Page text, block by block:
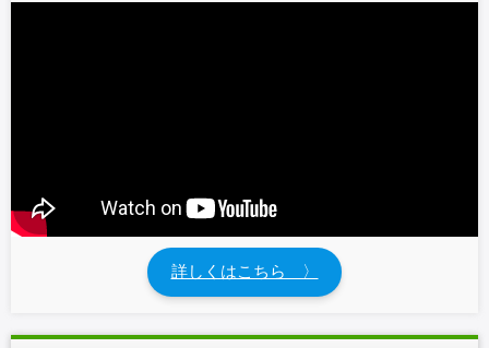
詳しくはこちら 〉